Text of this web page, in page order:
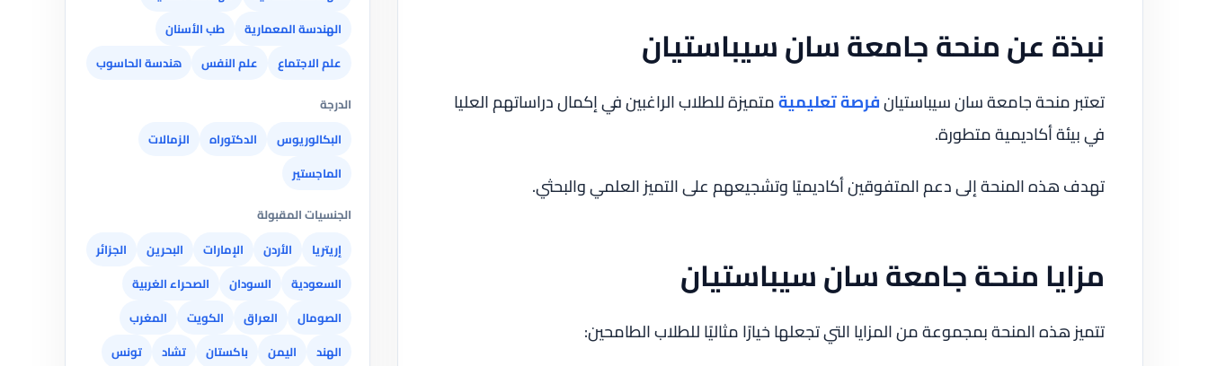
نبذة عن منحة جامعة سان سيباستيان
تعتبر منحة جامعة سان سيباستيانفرصة تعليميةمتميزة للطلاب الراغبين في إكمال دراساتهم العليا
في بيئة أكاديمية متطورة.
تهدف هذه المنحة إلى دعم المتفوقين أكاديميًا وتشجيعهم على التميز العلمي والبحثي.
مزايا منحة جامعة سان سيباستيان
تتميز هذه المنحة بمجموعة من المزايا التي تجعلها خيارًا مثاليًا للطلاب الطامحين:
الهندسة المعمارية
طب الأسنان
علم الاجتماع
علم النفس
هندسة الحاسوب
الدرجة
البكالوريوس
الدكتوراه
الزمالات
الماجستير
الجنسيات المقبولة
إريتريا
الأردن الإمارات البحرين
الجزائر
السعودية
السودان
الصحراء الغربية
الصومال
العراق الكويت
المغرب
الهند
اليمن باكستان تشاد
تونس